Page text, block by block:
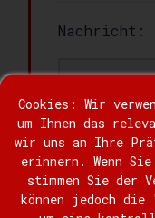
Nachricht:
Cookies: Wir
um Ihnen das
wir uns an Ihre
erinnern. Wenn
stimmen Sie der
können jedoch die